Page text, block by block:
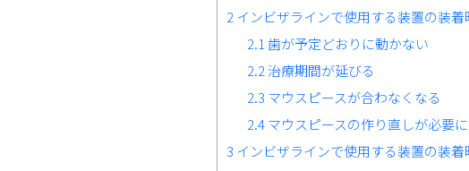
2 インビザラインで使用する装置の装着
2.1 歯が予定どおりに動かない
2.2治療期間が延びる
2.3 マウスピースが合わなくなる
2.4マウスピースの作り直しが必要
3 インビザラインで使用する装置の装